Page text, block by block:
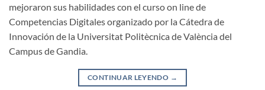
mejoraron sus habilidades con el curso on line de
Competencias Digitales organizado por la Cátedra de
Innovación de la Universitat Politècnica de València del
Campus de Gandia.
CONTINUAR LEYENDO →